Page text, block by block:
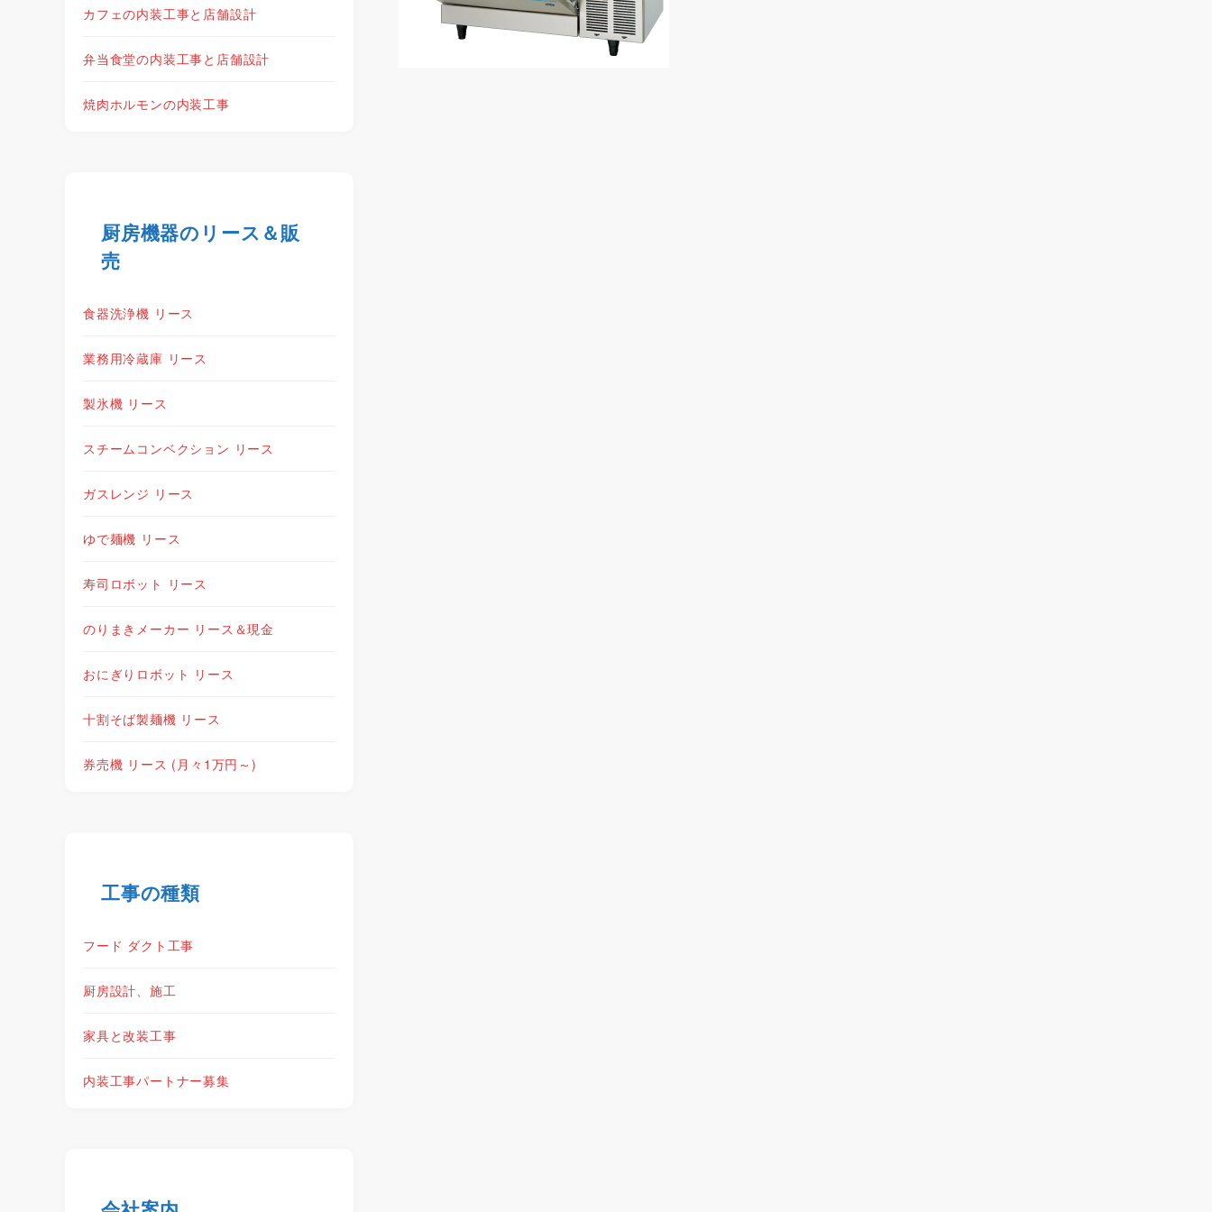
カフェの内装工事と店舗設計
弁当食堂の内装工事と店舗設計
焼肉ホルモンの内装工事
厨房機器のリース＆販
売
食器洗浄機 リース
業務用冷蔵庫 リース
製氷機 リース
スチームコンベクション リース
ガスレンジ リース
ゆで麺機 リース
寿司ロボット リース
のりまきメーカー リース＆現金
おにぎりロボット リース
十割そば製麺機 リース
券売機 リース (月々1万円～)
工事の種類
フード ダクト工事
厨房設計、施工
家具と改装工事
内装工事パートナー募集